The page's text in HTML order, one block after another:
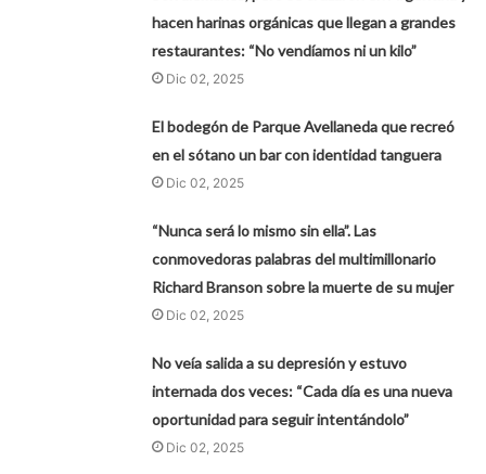
hacen harinas orgánicas que llegan a grandes
restaurantes: “No vendíamos ni un kilo”
Dic 02, 2025
El bodegón de Parque Avellaneda que recreó
en el sótano un bar con identidad tanguera
Dic 02, 2025
“Nunca será lo mismo sin ella”. Las
conmovedoras palabras del multimillonario
Richard Branson sobre la muerte de su mujer
Dic 02, 2025
No veía salida a su depresión y estuvo
internada dos veces: “Cada día es una nueva
oportunidad para seguir intentándolo”
Dic 02, 2025